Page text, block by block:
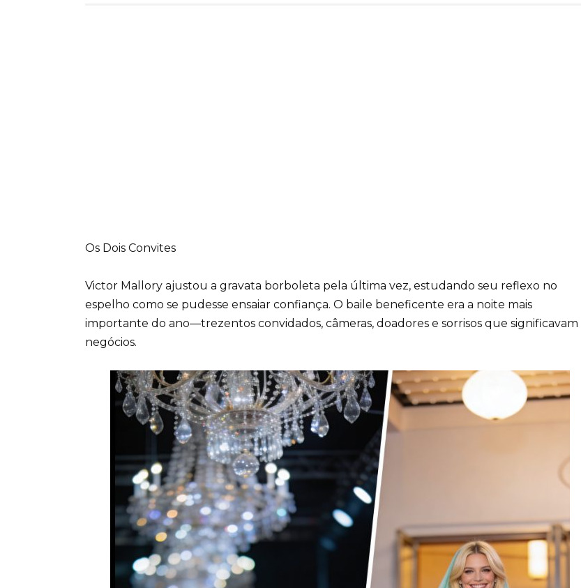
Os Dois Convites
Victor Mallory ajustou a gravata borboleta pela última vez, estudando seu reflexo no
espelho como se pudesse ensaiar confiança. O baile beneficente era a noite mais
importante do ano—trezentos convidados, câmeras, doadores e sorrisos que significavam
negócios.